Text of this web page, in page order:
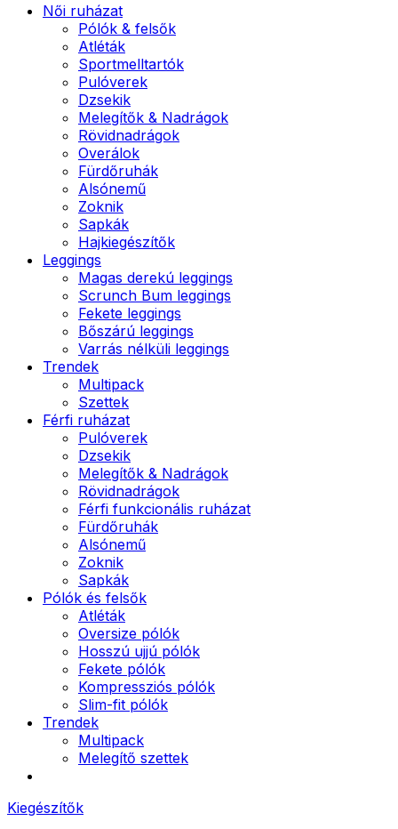
Női ruházat
Pólók & felsők
Atléták
Sportmelltartók
Pulóverek
Dzsekik
Melegítők & Nadrágok
Rövidnadrágok
Overálok
Fürdőruhák
Alsónemű
Zoknik
Sapkák
Hajkiegészítők
Leggings
Magas derekú leggings
Scrunch Bum leggings
Fekete leggings
Bőszárú leggings
Varrás nélküli leggings
Trendek
Multipack
Szettek
Férfi ruházat
Pulóverek
Dzsekik
Melegítők & Nadrágok
Rövidnadrágok
Férfi funkcionális ruházat
Fürdőruhák
Alsónemű
Zoknik
Sapkák
Pólók és felsők
Atléták
Oversize pólók
Hosszú ujjú pólók
Fekete pólók
Kompressziós pólók
Slim-fit pólók
Trendek
Multipack
Melegítő szettek
Kiegészítők